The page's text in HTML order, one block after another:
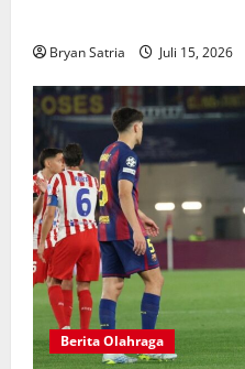
Bryan Satria Juli 15, 2026
Berita Olahraga